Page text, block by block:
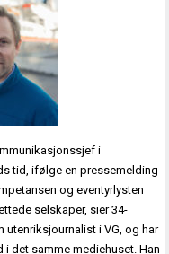
i
tid, ifølge en pressemelding
og eventyrlysten
selskaper, sier 34-
utenriksjournalist i VG, og har
det samme mediehuset. Han